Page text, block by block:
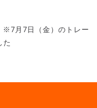
月7日（金）のトレー
た